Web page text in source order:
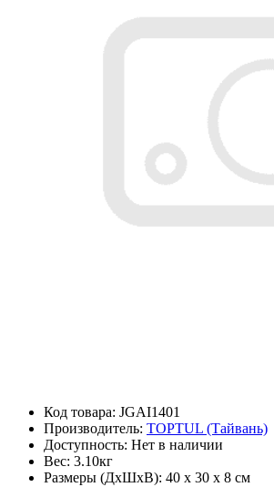
Код товара: JGAI1401
Производитель: TOPTUL (Тайвань)
Доступность: Нет в наличии
Вес: 3.10кг
Размеры (ДxШxВ): 40 x 30 x 8 см